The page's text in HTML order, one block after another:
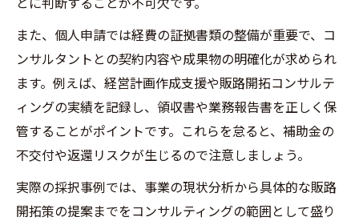
また、個人申請では経費の証拠書類の整備が重要で、コ
ンサルタントとの契約内容や成果物の明確化が求められ
ます。例えば、経営計画作成支援や販路開拓コンサルテ
ィングの実績を記録し、領収書や業務報告書を正しく保
管することがポイントです。これらを怠ると、補助金の
不交付や返還リスクが生じるので注意しましょう。
実際の採択事例では、事業の現状分析から具体的な販路
開拓策の提案までをコンサルティングの範囲として盛り